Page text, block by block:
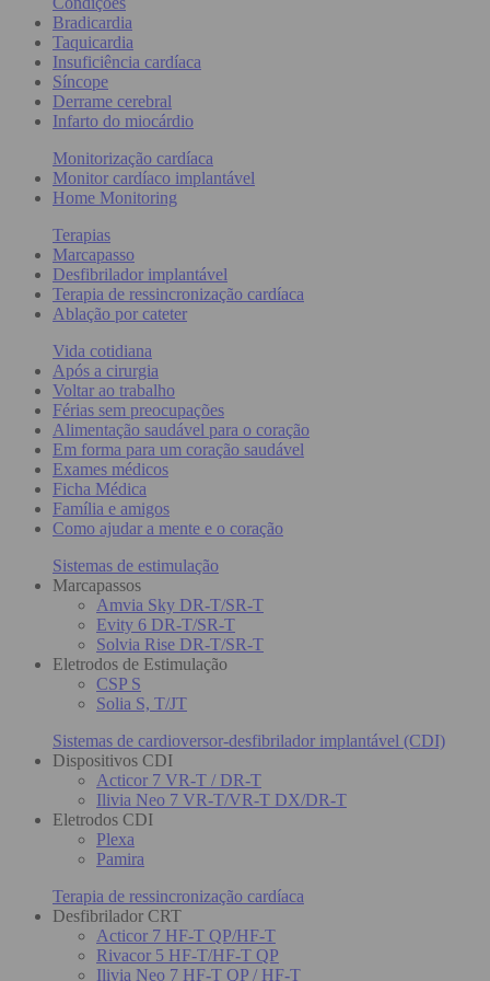
Bradicardia
Taquicardia
Insuficiência cardíaca
Síncope
Derrame cerebral
Infarto do miocárdio
Monitorização cardíaca
Monitor cardíaco implantável
Home Monitoring
Terapias
Marcapasso
Desfibrilador implantável
Terapia de ressincronização cardíaca
Ablação por cateter
Vida cotidiana
Após a cirurgia
Voltar ao trabalho
Férias sem preocupações
Alimentação saudável para o coração
Em forma para um coração saudável
Exames médicos
Ficha Médica
Família e amigos
Como ajudar a mente e o coração
Sistemas de estimulação
Marcapassos
Amvia Sky DR-T/SR-T
Evity 6 DR-T/SR-T
Solvia Rise DR-T/SR-T
Eletrodos de Estimulação
CSP S
Solia S, T/JT
Sistemas de cardioversor-desfibrilador implantável (CDI)
Dispositivos CDI
Acticor 7 VR-T / DR-T
Ilivia Neo 7 VR-T/VR-T DX/DR-T
Eletrodos CDI
Plexa
Pamira
Terapia de ressincronização cardíaca
Desfibrilador CRT
Acticor 7 HF-T QP/HF-T
Rivacor 5 HF-T/HF-T QP
Ilivia Neo 7 HF-T QP / HF-T